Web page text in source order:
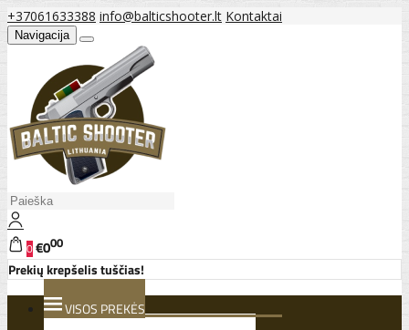
+37061633388 info@balticshooter.lt Kontaktai
Navigacija
0€000
Prekių krepšelis tuščias!
VISOS PREKĖS